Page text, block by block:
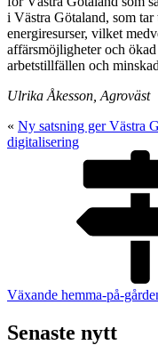
i Västra Götaland, som
energiresurser, vilket
affärsmöjligheter och
arbetstillfällen och
Ulrika Åkesson, Agroväst
« Ny satsning ger Västra
digitalisering
Växande hemma-på-
Senaste nytt